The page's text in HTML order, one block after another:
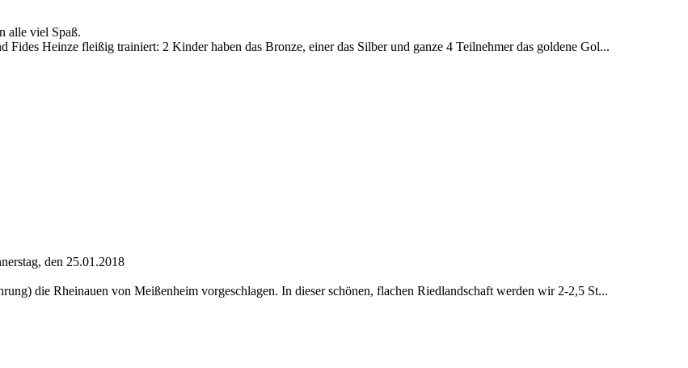
alle viel Spaß.
Heinze fleißig trainiert: 2 Kinder haben das Bronze, einer das Silber und ganze 4 Teilnehmer das goldene Gol...
den 25.01.2018
die Rheinauen von Meißenheim vorgeschlagen. In dieser schönen, flachen Riedlandschaft werden wir 2-2,5 St...